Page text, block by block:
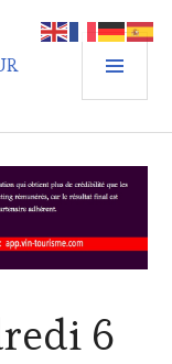
6